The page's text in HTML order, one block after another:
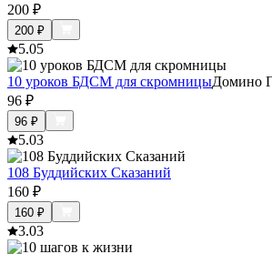
200 ₽
200 ₽
5.05
10 уроков БДСМ для скромницыДомино
96 ₽
96 ₽
5.03
108 Буддийских Сказаний
160 ₽
160 ₽
3.03